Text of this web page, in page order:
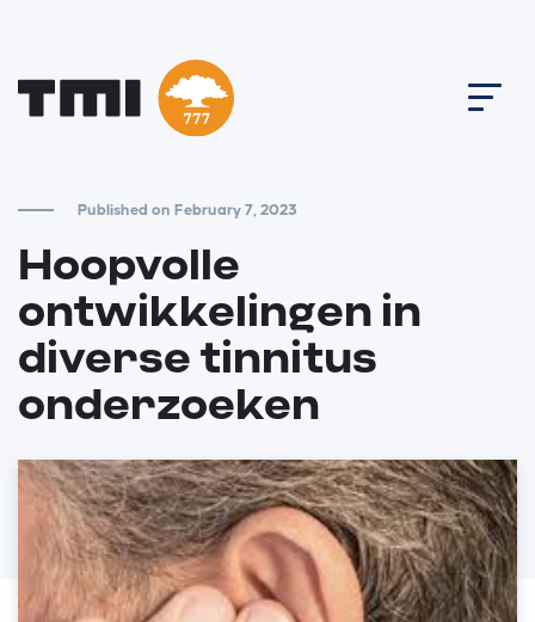
Published on February 7, 2023
Hoopvolle
ontwikkelingen in
diverse tinnitus
onderzoeken